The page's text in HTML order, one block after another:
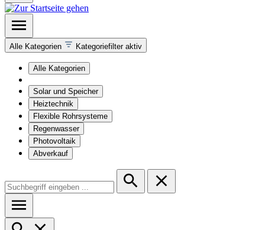
Alle Kategorien Kategoriefilter aktiv
Alle Kategorien
Solar und Speicher
Heiztechnik
Flexible Rohrsysteme
Regenwasser
Photovoltaik
Abverkauf